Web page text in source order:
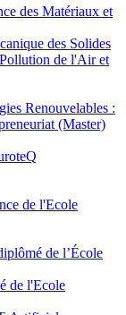
des Matériaux et
des Solides
de l'Air et
Renouvelables :
(Master)
de l'Ecole
de l’École
de l'Ecole